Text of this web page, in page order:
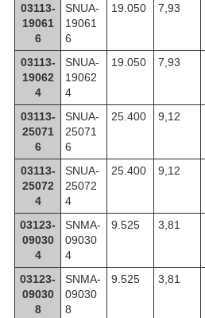
03113-
19061
6
SNUA-
19061
6
19.050 7,93
03113-
19062
4
SNUA-
19062
4
19.050 7,93
03113-
25071
6
SNUA-
25071
6
25.400 9,12
03113-
25072
4
SNUA-
25072
4
25.400 9,12
03123-
09030
4
SNMA-
09030
4
9.525 3,81
03123-
09030
8
SNMA-
09030
8
9.525 3,81